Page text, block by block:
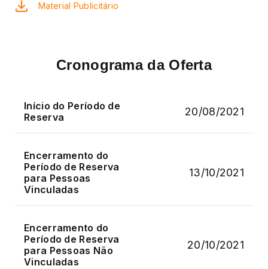
Material Publicitário
Cronograma da Oferta
Início do Período de
Reserva
20/08/2021
Encerramento do
Período de Reserva
para Pessoas
Vinculadas
13/10/2021
Encerramento do
Período de Reserva
para Pessoas Não
Vinculadas
20/10/2021